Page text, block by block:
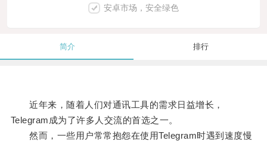
安卓市场，安全绿色
简介 排行
近年来，随着人们对通讯工具的需求日益增长，
Telegram成为了许多人交流的首选之一。
然而，一些用户常常抱怨在使用Telegram时遇到速度慢